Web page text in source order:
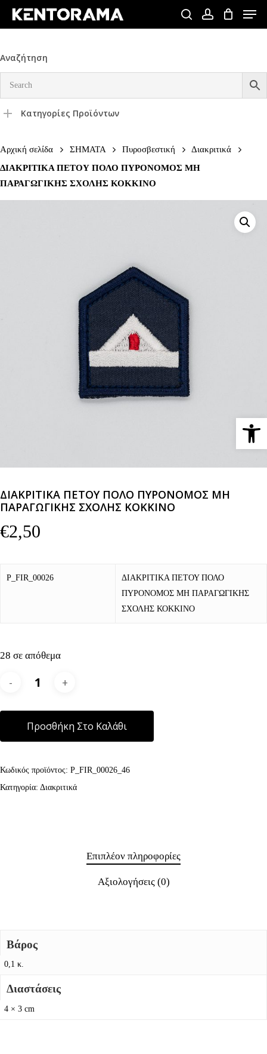
Skip
content
searchaccount
Menu
Αναζήτηση
Κατηγορίες Προϊόντων
Αρχική σελίδα ΣΗΜΑΤΑ Πυροσβεστική
Διακριτικά
ΔΙΑΚΡΙΤΙΚΑ ΠΕΤΟΥ ΠΟΛΟ ΠΥΡΟΝΟΜΟΣ ΜΗ
ΠΑΡΑΓΩΓΙΚΗΣ ΣΧΟΛΗΣ ΚΟΚΚΙΝΟ
ΔΙΑΚΡΙΤΙΚΑ ΠΕΤΟΥ ΠΟΛΟ ΠΥΡΟΝΟΜΟΣ ΜΗ
ΠΑΡΑΓΩΓΙΚΗΣ ΣΧΟΛΗΣ ΚΟΚΚΙΝΟ
€2,50
P_FIR_00026
ΔΙΑΚΡΙΤΙΚΑ ΠΕΤΟΥ ΠΟΛΟ
ΠΥΡΟΝΟΜΟΣ ΜΗ ΠΑΡΑΓΩΓΙΚΗΣ
ΣΧΟΛΗΣ ΚΟΚΚΙΝΟ
28 σε απόθεμα
Προσθήκη Στο Καλάθι
Κωδικός προϊόντος: P_FIR_00026_46
Κατηγορία: Διακριτικά
Επιπλέον πληροφορίες
Αξιολογήσεις (0)
Βάρος
0,1 κ.
Διαστάσεις
4 × 3 cm